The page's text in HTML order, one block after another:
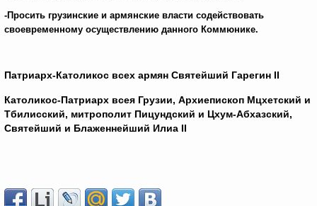
-Просить грузинские и армянские власти содействовать
своевременному осуществлению данного Коммюнике.
Патриарх-Католикос всех армян Святейший Гарегин II
Католикос-Патриарх всея Грузии, Архиепископ Мцхетский и
Тбилисский, митрополит Пицундский и Цхум-Абхазский,
Святейший и Блаженнейший Илиа II